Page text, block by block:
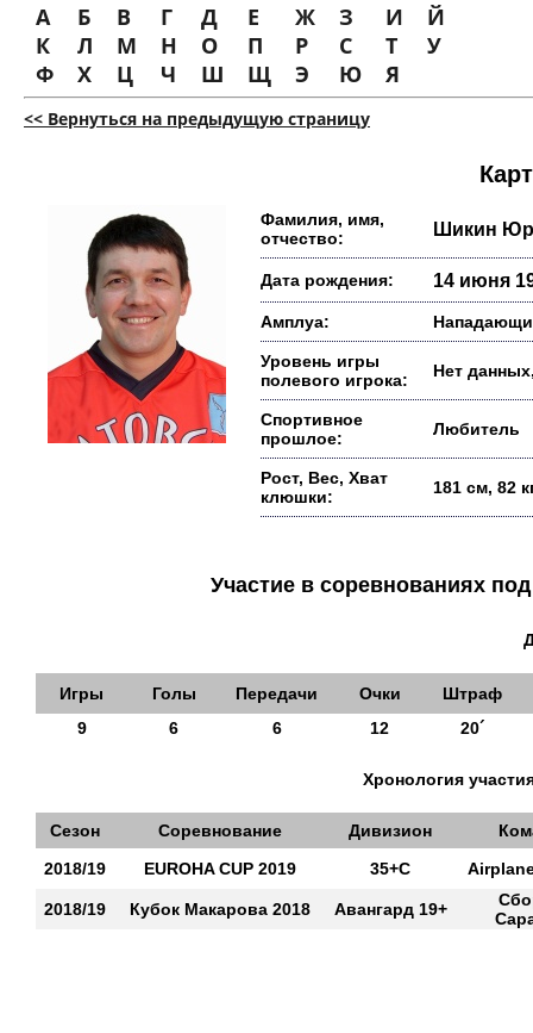
А Б В Г Д Е Ж З И
Й
К
Л М Н О П Р С Т
У
Ф
Х Ц Ч Ш Щ Э Ю Я
<< Вернуться на предыдущую страницу
Фамилия, имя,
отчество:
Шикин
Дата рождения: 14 июня
Амплуа:
Уровень игры
полевого игрока:
Нет
Спортивное
прошлое:
Любитель
Рост, Вес, Хват
клюшки:
181 см, 82
Участие в соревнованиях
Игры Голы Передачи Очки
Штраф
9
6 6 12 20´
Хронология
Сезон Соревнование Дивизион
2018/19
EUROHA CUP 2019 35+С
2018/19 Кубок Макарова 2018 Авангард 19+